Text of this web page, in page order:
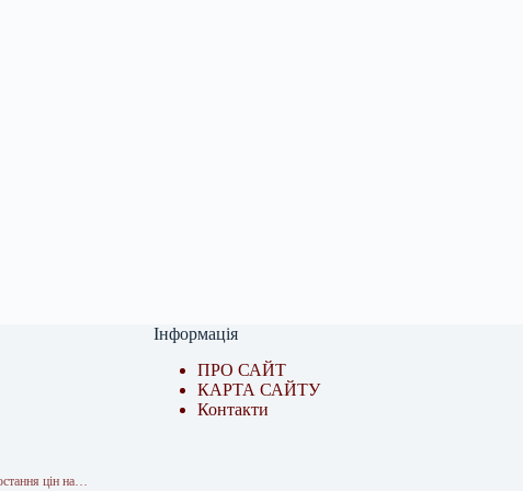
цін на…
Інформація
ПРО САЙТ
КАРТА САЙТУ
Контакти